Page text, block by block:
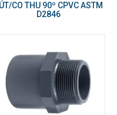
CO THU 90º CPVC ASTM
D2846